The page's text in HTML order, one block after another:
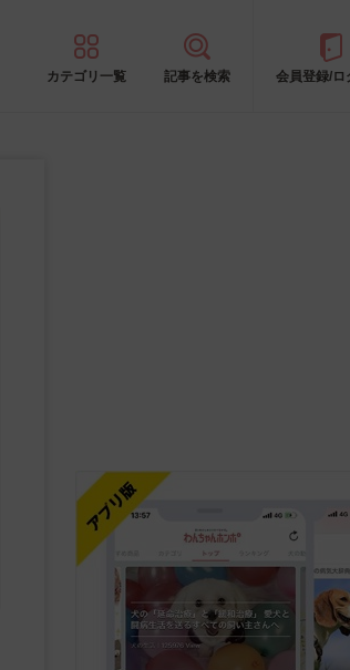
カテゴリ一覧 記事を検索 会員登録/ロ